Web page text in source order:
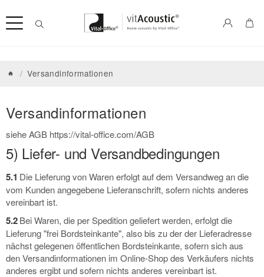
/ Versandinformationen
Versandinformationen
siehe AGB https://vital-office.com/AGB
5) Liefer- und Versandbedingungen
5.1 Die Lieferung von Waren erfolgt auf dem Versandweg an die
vom Kunden angegebene Lieferanschrift, sofern nichts anderes
vereinbart ist.
5.2Bei Waren, die per Spedition geliefert werden, erfolgt die
Lieferung "frei Bordsteinkante", also bis zu der der Lieferadresse
nächst gelegenen öffentlichen Bordsteinkante, sofern sich aus
den Versandinformationen im Online-Shop des Verkäufers nichts
anderes ergibt und sofern nichts anderes vereinbart ist.